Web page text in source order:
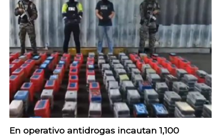
En operativo antidrogas incautan 1,100